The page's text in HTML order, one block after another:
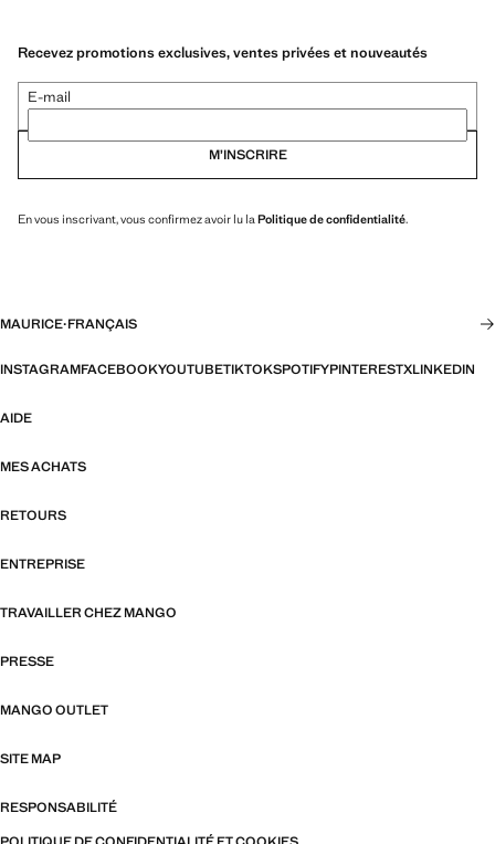
Recevez promotions exclusives, ventes privées et nouveautés
E-mail
M’INSCRIRE
En vous inscrivant, vous confirmez avoir lu la Politique de confidentialité.
MAURICE·FRANÇAIS
INSTAGRAMFACEBOOKYOUTUBETIKTOKSPOTIFYPINTERESTXLINKEDIN
AIDE
MES ACHATS
RETOURS
ENTREPRISE
TRAVAILLER CHEZ MANGO
PRESSE
MANGO OUTLET
SITE MAP
RESPONSABILITÉ